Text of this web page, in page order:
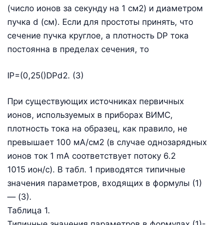
(число ионов за секунду на 1 см2) и диаметром
пучка d (см). Если для простоты принять, что
сечение пучка круглое, а плотность DP тока
постоянна в пределах сечения, то
IP=(0,25()DPd2. (3)
При существующих источниках первичных
ионов, используемых в приборах ВИМС,
плотность тока на образец, как правило, не
превышает 100 мА/см2 (в случае однозарядных
ионов ток 1 mА соответствует потоку 6.2
1015 ион/с). В табл. 1 приводятся типичные
значения параметров, входящих в формулы (1)
— (3).
Таблица 1.